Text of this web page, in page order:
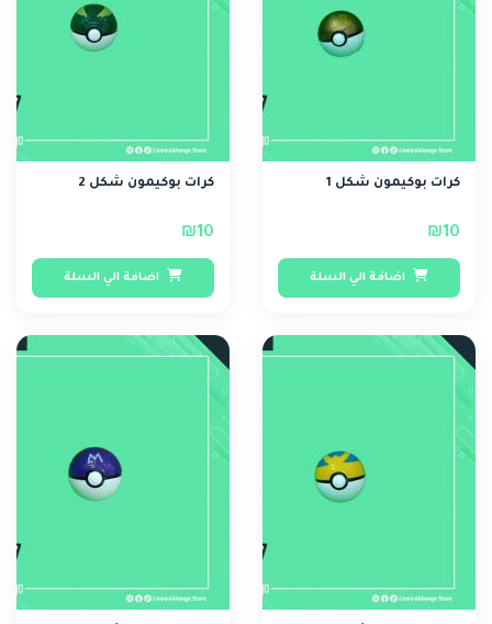
كرات بوكيمون شكل 1
₪10
اضافة الي السلة
كرات بوكيمون شكل 2
₪10
اضافة الي السلة